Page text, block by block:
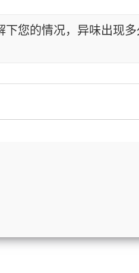
下您的情况，异味出现